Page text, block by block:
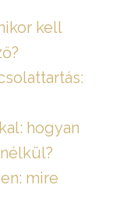
kell
hogyan
mire